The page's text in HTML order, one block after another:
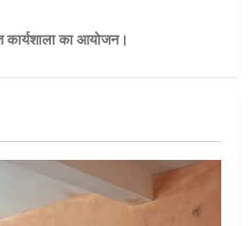
कार्यशाला का आयोजन।